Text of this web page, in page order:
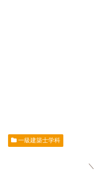
一級建築士学科